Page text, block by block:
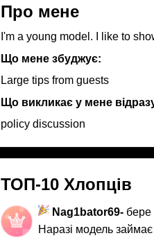
Про мене
I'm a young model. I like to
Що мене збуджує:
Large tips from guests
Що викликає у мене
policy discussion
ТОП-10 Хлопців
Nag1bator69- бере
Наразі модель займає